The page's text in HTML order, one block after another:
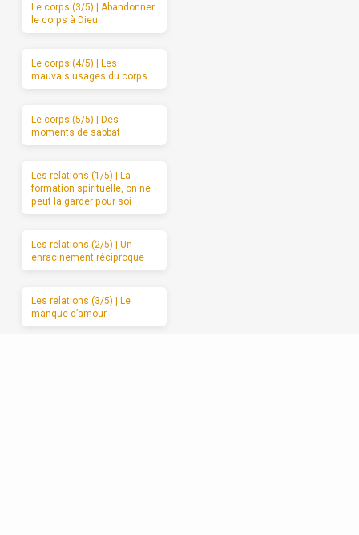
Le corps (3/5) | Abandonner
le corps à Dieu
Le corps (4/5) | Les
mauvais usages du corps
Le corps (5/5) | Des
moments de sabbat
Les relations (1/5) | La
formation spirituelle, on ne
peut la garder pour soi
Les relations (2/5) | Un
enracinement réciproque
Les relations (3/5) | Le
manque d’amour